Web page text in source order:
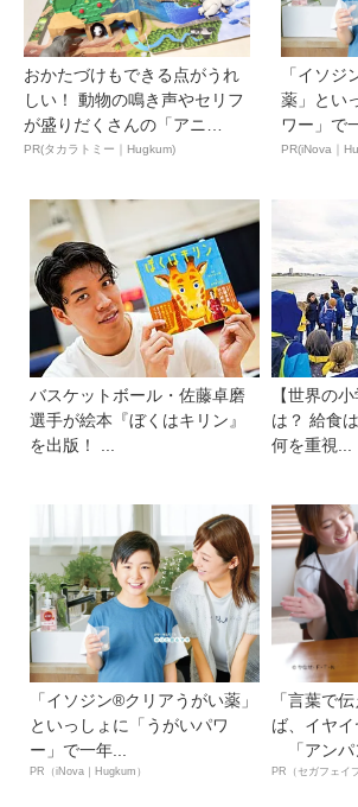
おかたづけもできる点がうれ
しい！ 動物の鳴き声やセリフ
が盛りだくさんの「アニ
ア ...
PR(タカラトミー｜Hugkum)
「イソ
薬」とい
ワー」で
PR(iNova｜
バスケットボール・佐藤卓磨
選手が絵本『ぼくはキリン』
を出版！ ...
【世界の
は？ 給食
何を重視...
「イソジン®クリアうがい薬」
といっしょに「うがいパワ
ー」で一年...
PR（iNova｜Hugkum）
「言葉で
ば、イヤイ
「アンパ
PR（セガフェイ